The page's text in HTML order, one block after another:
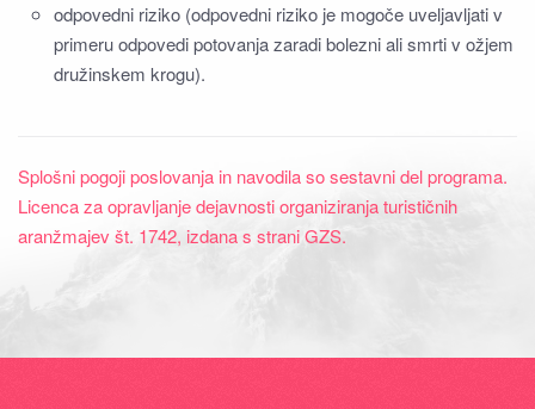
odpovedni riziko (odpovedni riziko je mogoče uveljavljati v
primeru odpovedi potovanja zaradi bolezni ali smrti v ožjem
družinskem krogu).
Splošni pogoji poslovanja in navodila so sestavni del programa.
Licenca za opravljanje dejavnosti organiziranja turističnih
aranžmajev št. 1742, izdana s strani GZS.